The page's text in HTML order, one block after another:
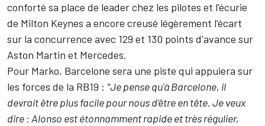
conforté sa place de leader chez les pilotes et l'écurie
de Milton Keynes a encore creusé légèrement l'écart
sur la concurrence avec 129 et 130 points d'avance sur
Aston Martin et Mercedes.
Pour Marko, Barcelone sera une piste qui appuiera sur
les forces de la RB19 : "Je pense qu'à Barcelone, il
devrait être plus facile pour nous d'être en tête. Je veux
dire : Alonso est étonnamment rapide et très régulier,